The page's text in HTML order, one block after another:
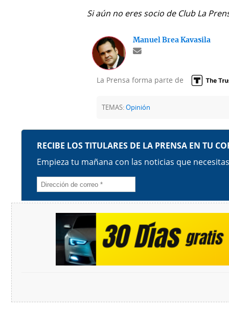
Si aún no eres socio de Club La
Manuel Brea Kavasila
La Prensa forma parte de
TEMAS:Opinión